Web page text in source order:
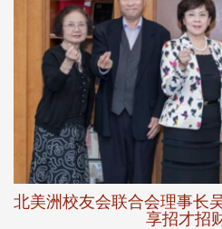
北美洲校友会联合会理事长
享招才招